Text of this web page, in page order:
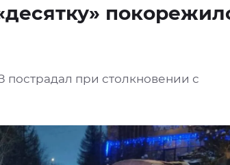
при столкновении с